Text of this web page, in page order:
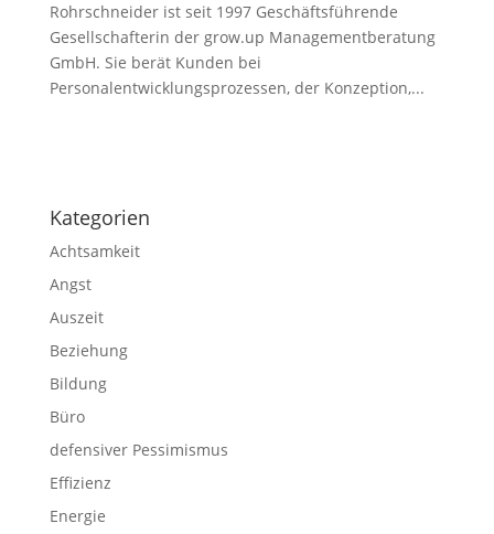
Rohrschneider ist seit 1997 Geschäftsführende
Gesellschafterin der grow.up Managementberatung
GmbH. Sie berät Kunden bei
Personalentwicklungsprozessen, der Konzeption,...
Kategorien
Achtsamkeit
Angst
Auszeit
Beziehung
Bildung
Büro
defensiver Pessimismus
Effizienz
Energie